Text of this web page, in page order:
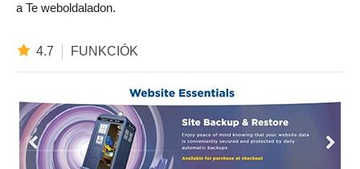
a Te weboldaladon.
4.7 FUNKCIÓK